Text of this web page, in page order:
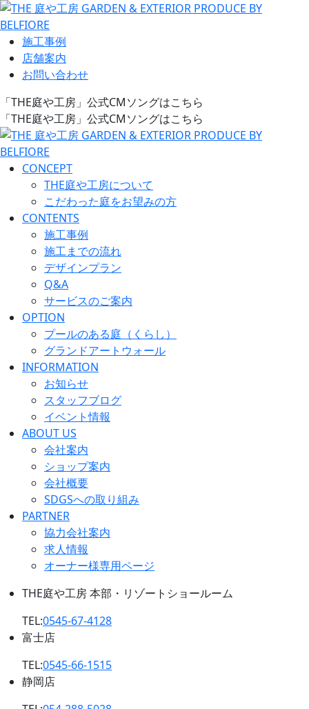
施工事例
店舗案内
お問い合わせ
「THE庭や工房」公式CMソングはこちら
「THE庭や工房」公式CMソングはこちら
CONCEPT
THE庭や工房について
こだわった庭をお望みの方
CONTENTS
施工事例
施工までの流れ
デザインプラン
Q&A
サービスのご案内
OPTION
プールのある庭（くらし）
グランドアートウォール
INFORMATION
お知らせ
スタッフブログ
イベント情報
ABOUT US
会社案内
ショップ案内
会社概要
SDGSへの取り組み
PARTNER
協力会社案内
求人情報
オーナー様専用ページ
THE庭や工房 本部・リゾートショールーム
TEL:0545-67-4128
富士店
TEL:0545-66-1515
静岡店